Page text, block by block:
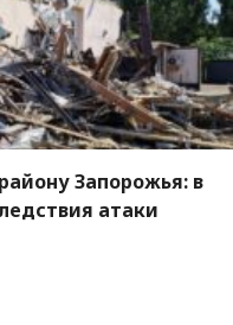
Запорожья: в
атаки